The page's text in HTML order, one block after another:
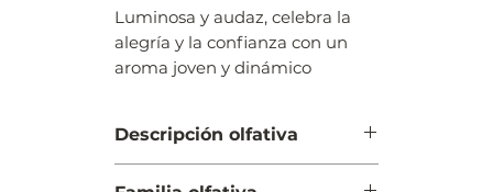
Luminosa y audaz, celebra la
alegría y la confianza con un
aroma joven y dinámico
Descripción olfativa